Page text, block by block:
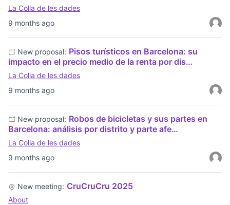
9 months ago
La Colla de les dades
9 months ago
New proposal: Pisos turísticos en Barcelona: su
impacto en el precio medio de la renta por dis…
La Colla de les dades
9 months ago
New proposal: Robos de bicicletas y sus partes en
Barcelona: análisis por distrito y parte afe…
La Colla de les dades
New meeting: CruCruCru 2025
About